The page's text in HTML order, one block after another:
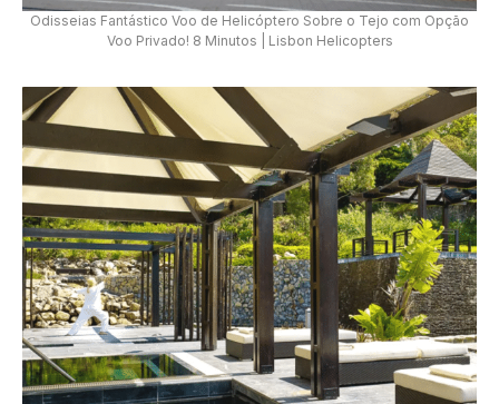
Odisseias Fantástico Voo de Helicóptero Sobre o Tejo com Opção
Voo Privado! 8 Minutos | Lisbon Helicopters